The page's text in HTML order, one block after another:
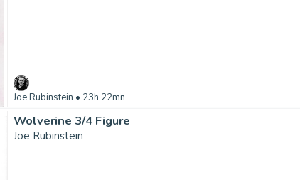
Joe Rubinstein • 23h 22mn
Wolverine 3/4 Figure
Joe Rubinstein